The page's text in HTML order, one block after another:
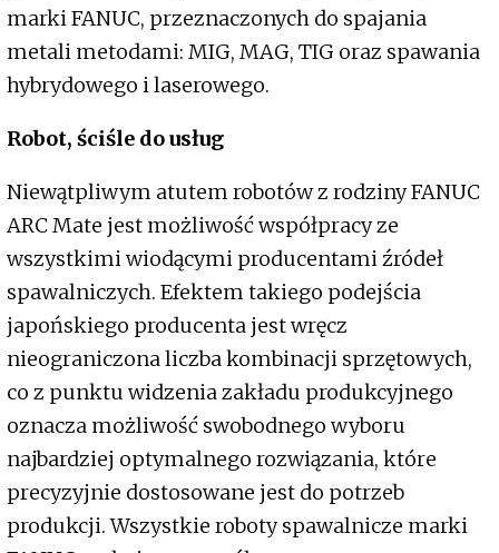
marki FANUC, przeznaczonych do spajania
metali metodami: MIG, MAG, TIG oraz spawania
hybrydowego i laserowego.
Robot, ściśle do usług
Niewątpliwym atutem robotów z rodziny FANUC
ARC Mate jest możliwość współpracy ze
wszystkimi wiodącymi producentami źródeł
spawalniczych. Efektem takiego podejścia
japońskiego producenta jest wręcz
nieograniczona liczba kombinacji sprzętowych,
co z punktu widzenia zakładu produkcyjnego
oznacza możliwość swobodnego wyboru
najbardziej optymalnego rozwiązania, które
precyzyjnie dostosowane jest do potrzeb
produkcji. Wszystkie roboty spawalnicze marki